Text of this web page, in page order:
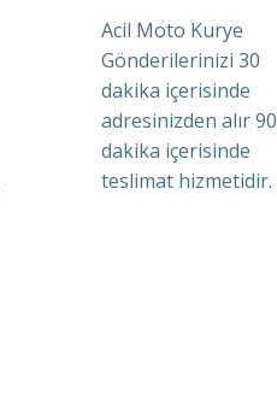
Acil Moto Kurye
Gönderilerinizi 30
dakika içerisinde
adresinizden alır 90
dakika içerisinde
teslimat hizmetidir.